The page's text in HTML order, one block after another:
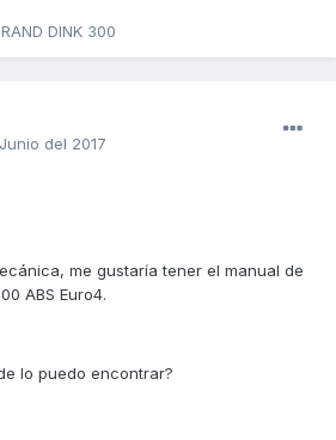
DINK 300
del 2017
me gustaría tener el manual de
ABS Euro4.
lo puedo encontrar?